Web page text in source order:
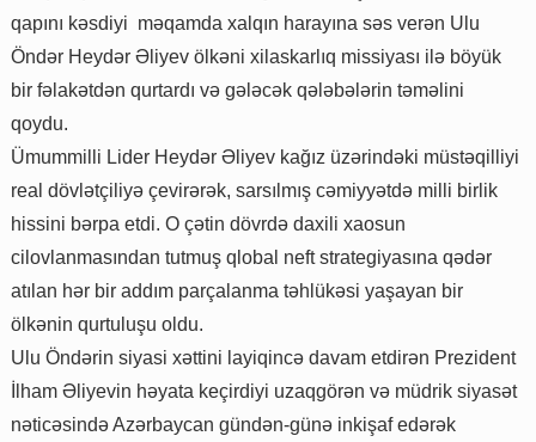
qapını kəsdiyi məqamda xalqın harayına səs verən Ulu
Öndər Heydər Əliyev ölkəni xilaskarlıq missiyası ilə böyük
bir fəlakətdən qurtardı və gələcək qələbələrin təməlini
qoydu.
Ümummilli Lider Heydər Əliyev kağız üzərindəki müstəqilliyi
real dövlətçiliyə çevirərək, sarsılmış cəmiyyətdə milli birlik
hissini bərpa etdi. O çətin dövrdə daxili xaosun
cilovlanmasından tutmuş qlobal neft strategiyasına qədər
atılan hər bir addım parçalanma təhlükəsi yaşayan bir
ölkənin qurtuluşu oldu.
Ulu Öndərin siyasi xəttini layiqincə davam etdirən Prezident
İlham Əliyevin həyata keçirdiyi uzaqgörən və müdrik siyasət
nəticəsində Azərbaycan gündən-günə inkişaf edərək